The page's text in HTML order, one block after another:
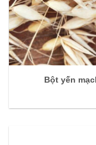
Bột yến